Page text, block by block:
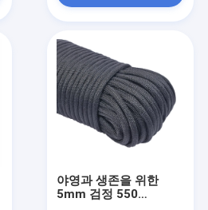
야영과 생존을 위한
5mm 검정 550